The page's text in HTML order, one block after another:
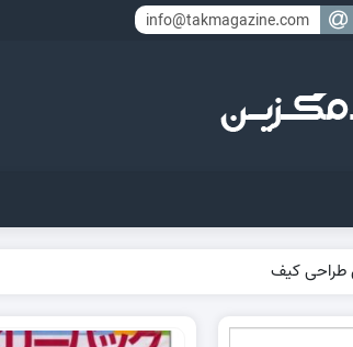
info@takmagazine.com
طراحی کیف